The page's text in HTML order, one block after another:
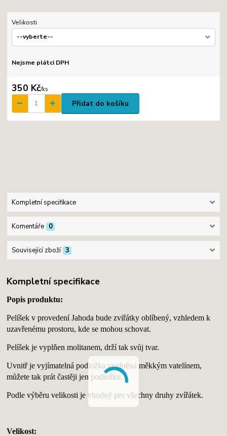
Velikosti
Nejsme plátci DPH
350 Kč/ks
Přidat do košíku
Kompletní specifikace
Komentáře 0
Související zboží 3
Kompletní specifikace
Popis produktu:
Pelíšek v provedení Jahoda bude zviřátky oblíbený, vzhledem k
uzavřenému prostoru, kde se mohou schovat.
Pelíšek je vyplňen molitanem, drží tak svůj tvar.
Uvnitř je vyjímatelná podložka vyplněná měkkým vatelínem,
můžete tak prát častěji jen podložku.
Podle výběru velikosti je vhodný pro všechny druhy zvířátek.
Velikost: